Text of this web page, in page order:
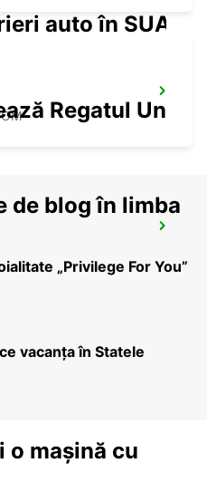
KINGDOM
auto în SUA
Regatul Unit
de blog în limba
„Privilege For You”
vacanța în Statele
o mașină cu